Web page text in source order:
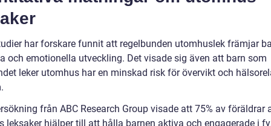
har forskare funnit att regelbunden utomhuslek främjar
och emotionella utveckling. Det visade sig även att barn som
leker utomhus har en minskad risk för övervikt och
från ABC Research Group visade att 75% av föräldrar
leksaker hjälper till att hålla barnen aktiva och engagerade i